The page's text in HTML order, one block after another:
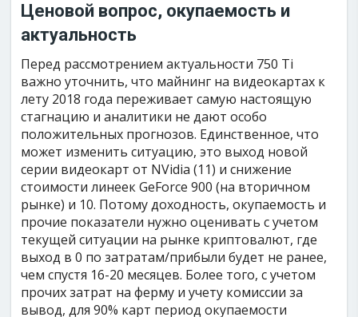
Ценовой вопрос, окупаемость и
актуальность
Перед рассмотрением актуальности 750 Ti
важно уточнить, что майнинг на видеокартах к
лету 2018 года переживает самую настоящую
стагнацию и аналитики не дают особо
положительных прогнозов. Единственное, что
может изменить ситуацию, это выход новой
серии видеокарт от NVidia (11) и снижение
стоимости линеек GeForce 900 (на вторичном
рынке) и 10. Потому доходность, окупаемость и
прочие показатели нужно оценивать с учетом
текущей ситуации на рынке криптовалют, где
выход в 0 по затратам/прибыли будет не ранее,
чем спустя 16-20 месяцев. Более того, с учетом
прочих затрат на ферму и учету комиссии за
вывод, для 90% карт период окупаемости